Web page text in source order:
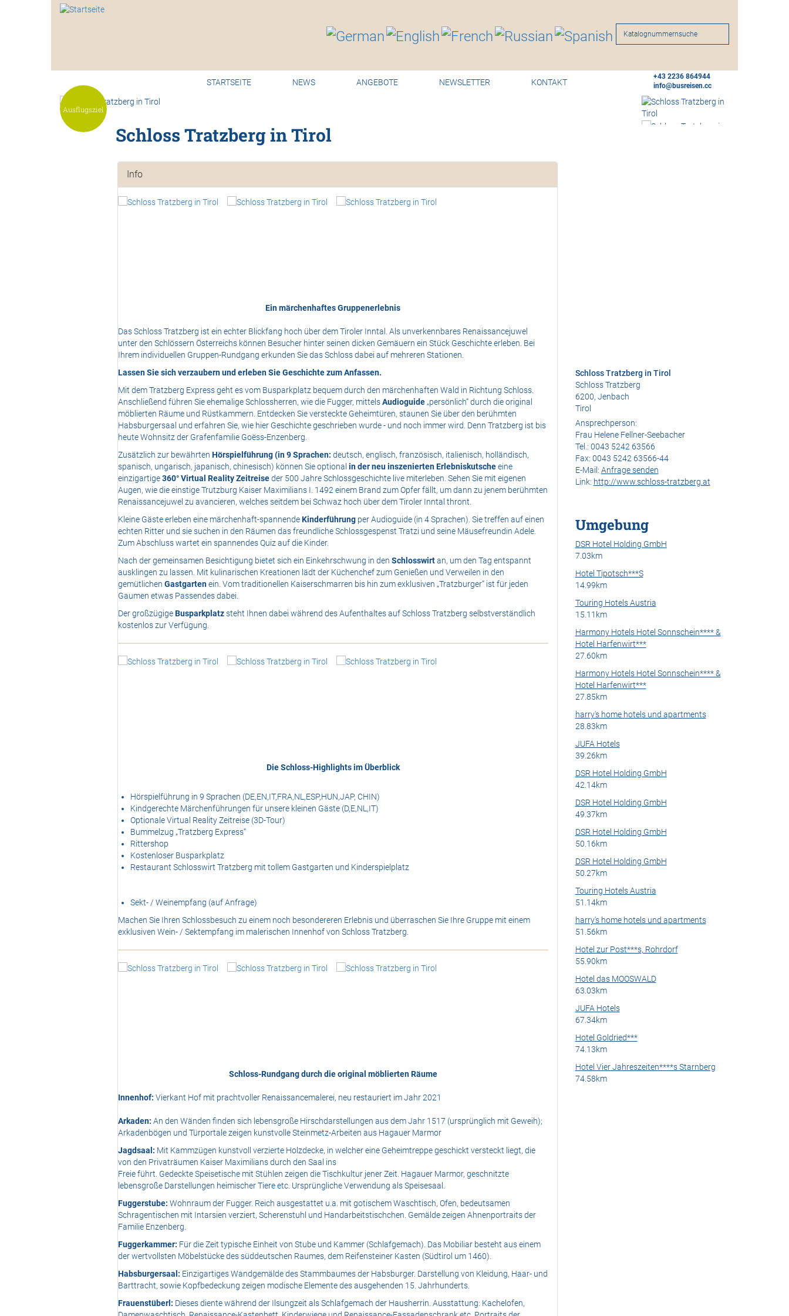
Main
STARTSEITE NEWS ANGEBOTE NEWSLETTER KONTAKT
+43 2236 864944
info@busreisen.cc
<
Schloss Tratzberg in Tirol
Ausflugsziel
Info
Ein märchenhaftes Gruppenerlebnis
Das Schloss Tratzberg ist ein echter Blickfang hoch über dem Tiroler Inntal. Als unverkennbares Renaissancejuwel
unter den Schlössern Österreichs können Besucher hinter seinen dicken Gemäuern ein Stück Geschichte erleben. Bei
Ihrem individuellen Gruppen-Rundgang erkunden Sie das Schloss dabei auf mehreren Stationen.
Lassen Sie sich verzaubern und erleben Sie Geschichte zum Anfassen.
Mit dem Tratzberg Express geht es vom Busparkplatz bequem durch den märchenhaften Wald in Richtung Schloss.
Anschließend führen Sie ehemalige Schlossherren, wie die Fugger, mittelsAudioguide„persönlich“ durch die original
möblierten Räume und Rüstkammern. Entdecken Sie versteckte Geheimtüren, staunen Sie über den berühmten
Habsburgersaal und erfahren Sie, wie hier Geschichte geschrieben wurde - und noch immer wird. Denn Tratzberg ist bis
heute Wohnsitz der Grafenfamilie Goëss-Enzenberg.
Zusätzlich zur bewährten Hörspielführung (in 9 Sprachen: deutsch, englisch, französisch, italienisch, holländisch,
spanisch, ungarisch, japanisch, chinesisch) können Sie optional in der neu inszenierten Erlebniskutscheeine
einzigartige360° Virtual Reality Zeitreiseder 500 Jahre Schlossgeschichte live miterleben. Sehen Sie mit eigenen
Augen, wie die einstige Trutzburg Kaiser Maximilians I. 1492 einem Brand zum Opfer fällt, um dann zu jenem berühmten
Renaissancejuwel zu avancieren, welches seitdem bei Schwaz hoch über dem Tiroler Inntal thront.
Kleine Gäste erleben eine märchenhaft-spannendeKinderführungper Audioguide (in 4 Sprachen). Sie treffen auf einen
echten Ritter und sie suchen in den Räumen das freundliche Schlossgespenst Tratzi und seine Mäusefreundin Adele.
Zum Abschluss wartet ein spannendes Quiz auf die Kinder.
Nach der gemeinsamen Besichtigung bietet sich ein Einkehrschwung in den Schlosswirtan, um den Tag entspannt
ausklingen zu lassen. Mit kulinarischen Kreationen lädt der Küchenchef zum Genießen und Verweilen in den
gemütlichen Gastgartenein. Vom traditionellen Kaiserschmarren bis hin zum exklusiven „Tratzburger“ ist für jeden
Gaumen etwas Passendes dabei.
Der großzügigeBusparkplatzsteht Ihnen dabei während des Aufenthaltes auf Schloss Tratzberg selbstverständlich
kostenlos zur Verfügung.
Die Schloss-Highlights im Überblick
Hörspielführung in 9 Sprachen (DE,EN,IT,FRA,NL,ESP,HUN,JAP, CHIN)
Kindgerechte Märchenführungen für unsere kleinen Gäste (D,E,NL,IT)
Optionale Virtual Reality Zeitreise (3D-Tour)
Bummelzug „Tratzberg Express“
Rittershop
Kostenloser Busparkplatz
Restaurant Schlosswirt Tratzberg mit tollem Gastgarten und Kinderspielplatz
Sekt- / Weinempfang (auf Anfrage)
Machen Sie Ihren Schlossbesuch zu einem noch besondereren Erlebnis und überraschen Sie Ihre Gruppe mit einem
exklusiven Wein- / Sektempfang im malerischen Innenhof von Schloss Tratzberg.
Schloss-Rundgang durch die original möblierten Räume
Innenhof: Vierkant Hof mit prachtvoller Renaissancemalerei, neu restauriert im Jahr 2021
Arkaden: An den Wänden finden sich lebensgroße Hirschdarstellungen aus dem Jahr 1517 (ursprünglich mit Geweih);
Arkadenbögen und Türportale zeigen kunstvolle Steinmetz-Arbeiten aus Hagauer Marmor
Jagdsaal: Mit Kammzügen kunstvoll verzierte Holzdecke, in welcher eine Geheimtreppe geschickt versteckt liegt, die
von den Privaträumen Kaiser Maximilians durch den Saal ins
Freie führt. Gedeckte Speisetische mit Stühlen zeigen die Tischkultur jener Zeit. Hagauer Marmor, geschnitzte
lebensgroße Darstellungen heimischer Tiere etc. Ursprüngliche Verwendung als Speisesaal.
Fuggerstube: Wohnraum der Fugger. Reich ausgestattet u.a. mit gotischem Waschtisch, Ofen, bedeutsamen
Schragentischen mit Intarsien verziert, Scherenstuhl und Handarbeitstischchen. Gemälde zeigen Ahnenportraits der
Familie Enzenberg.
Fuggerkammer: Für die Zeit typische Einheit von Stube und Kammer (Schlafgemach). Das Mobiliar besteht aus einem
der wertvollsten Möbelstücke des süddeutschen Raumes, dem Reifensteiner Kasten (Südtirol um 1460).
Habsburgersaal: Einzigartiges Wandgemälde des Stammbaumes der Habsburger. Darstellung von Kleidung, Haar- und
Barttracht, sowie Kopfbedeckung zeigen modische Elemente des ausgehenden 15. Jahrhunderts.
Frauenstüberl: Dieses diente während der Ilsungzeit als Schlafgemach der Hausherrin. Ausstattung: Kachelofen,
Schloss Tratzberg in Tirol
Schloss Tratzberg
6200, Jenbach
Tirol
Ansprechperson:
Frau Helene Fellner-Seebacher
Tel.: 0043 5242 63566
Fax: 0043 5242 63566-44
E-Mail: Anfrage senden
Link: http://www.schloss-tratzberg.at
Umgebung
DSR Hotel Holding GmbH
7.03km
Hotel Tipotsch***S
14.99km
Touring Hotels Austria
15.11km
Harmony Hotels Hotel Sonnschein**** &
Hotel Harfenwirt***
27.60km
Harmony Hotels Hotel Sonnschein**** &
Hotel Harfenwirt***
27.85km
harry's home hotels und apartments
28.83km
JUFA Hotels
39.26km
DSR Hotel Holding GmbH
42.14km
DSR Hotel Holding GmbH
49.37km
DSR Hotel Holding GmbH
50.16km
DSR Hotel Holding GmbH
50.27km
Touring Hotels Austria
51.14km
harry's home hotels und apartments
51.56km
Hotel zur Post***s, Rohrdorf
55.90km
Hotel das MOOSWALD
63.03km
JUFA Hotels
67.34km
Hotel Goldried***
74.13km
Hotel Vier Jahreszeiten****s Starnberg
74.58km